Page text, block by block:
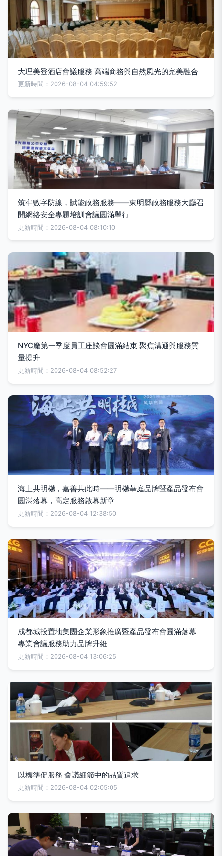
大理美登酒店會議服務 高端商務與自然風光的完美融合
更新時間：2026-08-04 04:59:52
筑牢數字防線，賦能政務服務——東明縣政務服務大廳召
開網絡安全專題培訓會議圓滿舉行
更新時間：2026-08-04 08:10:10
NYC廠第一季度員工座談會圓滿結束 聚焦溝通與服務質
量提升
更新時間：2026-08-04 08:52:27
海上共明樾，嘉善共此時——明樾華庭品牌暨產品發布會
圓滿落幕，高定服務啟幕新章
更新時間：2026-08-04 12:38:50
成都城投置地集團企業形象推廣暨產品發布會圓滿落幕
專業會議服務助力品牌升維
更新時間：2026-08-04 13:06:25
以標準促服務 會議細節中的品質追求
更新時間：2026-08-04 02:05:05